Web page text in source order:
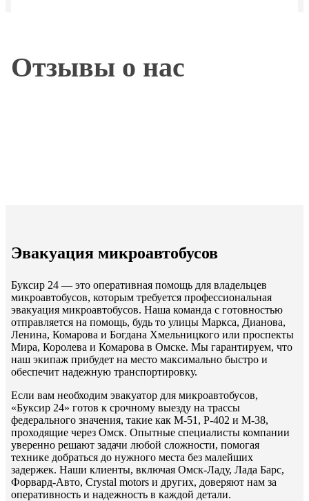
Отзывы о нас
Эвакуация микроавтобусов
Буксир 24 — это оперативная помощь для владельцев
микроавтобусов, которым требуется профессиональная
эвакуация микроавтобусов. Наша команда с готовностью
отправляется на помощь, будь то улицы Маркса, Дианова,
Ленина, Комарова и Богдана Хмельницкого или проспекты
Мира, Королева и Комарова в Омске. Мы гарантируем, что
наш экипаж прибудет на место максимально быстро и
обеспечит надежную транспортировку.
Если вам необходим эвакуатор для микроавтобусов,
«Буксир 24» готов к срочному выезду на трассы
федерального значения, такие как М-51, Р-402 и М-38,
проходящие через Омск. Опытные специалисты компании
уверенно решают задачи любой сложности, помогая
технике добраться до нужного места без малейших
задержек. Наши клиенты, включая Омск-Ладу, Лада Барс,
Форвард-Авто, Crystal motors и других, доверяют нам за
оперативность и надежность в каждой детали.